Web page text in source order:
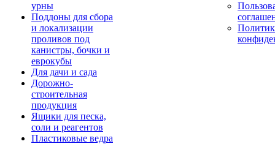
урны
Поддоны для сбора
и локализации
проливов под
канистры, бочки и
еврокубы
Для дачи и сада
Дорожно-
строительная
продукция
Ящики для песка,
соли и реагентов
Пластиковые ведра